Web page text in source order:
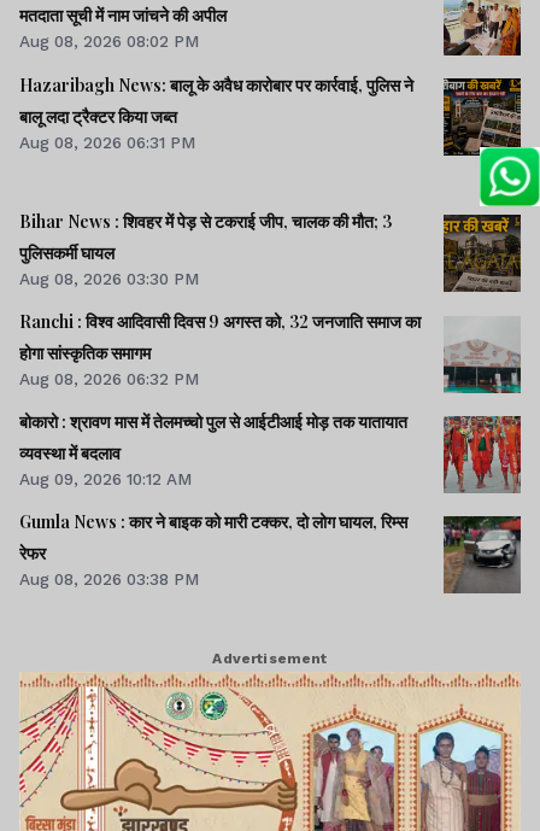
मतदाता सूची में नाम जांचने की अपील
Aug 08, 2026 08:02 PM
Hazaribagh News: बालू के अवैध कारोबार पर कार्रवाई, पुलिस ने
बालू लदा ट्रैक्टर किया जब्त
Aug 08, 2026 06:31 PM
Bihar News : शिवहर में पेड़ से टकराई जीप, चालक की मौत; 3
पुलिसकर्मी घायल
Aug 08, 2026 03:30 PM
Ranchi : विश्व आदिवासी दिवस 9 अगस्त को, 32 जनजाति समाज का
होगा सांस्कृतिक समागम
Aug 08, 2026 06:32 PM
बोकारो : श्रावण मास में तेलमच्चो पुल से आईटीआई मोड़ तक यातायात
व्यवस्था में बदलाव
Aug 09, 2026 10:12 AM
Gumla News : कार ने बाइक को मारी टक्कर, दो लोग घायल, रिम्स
रेफर
Aug 08, 2026 03:38 PM
Advertisement